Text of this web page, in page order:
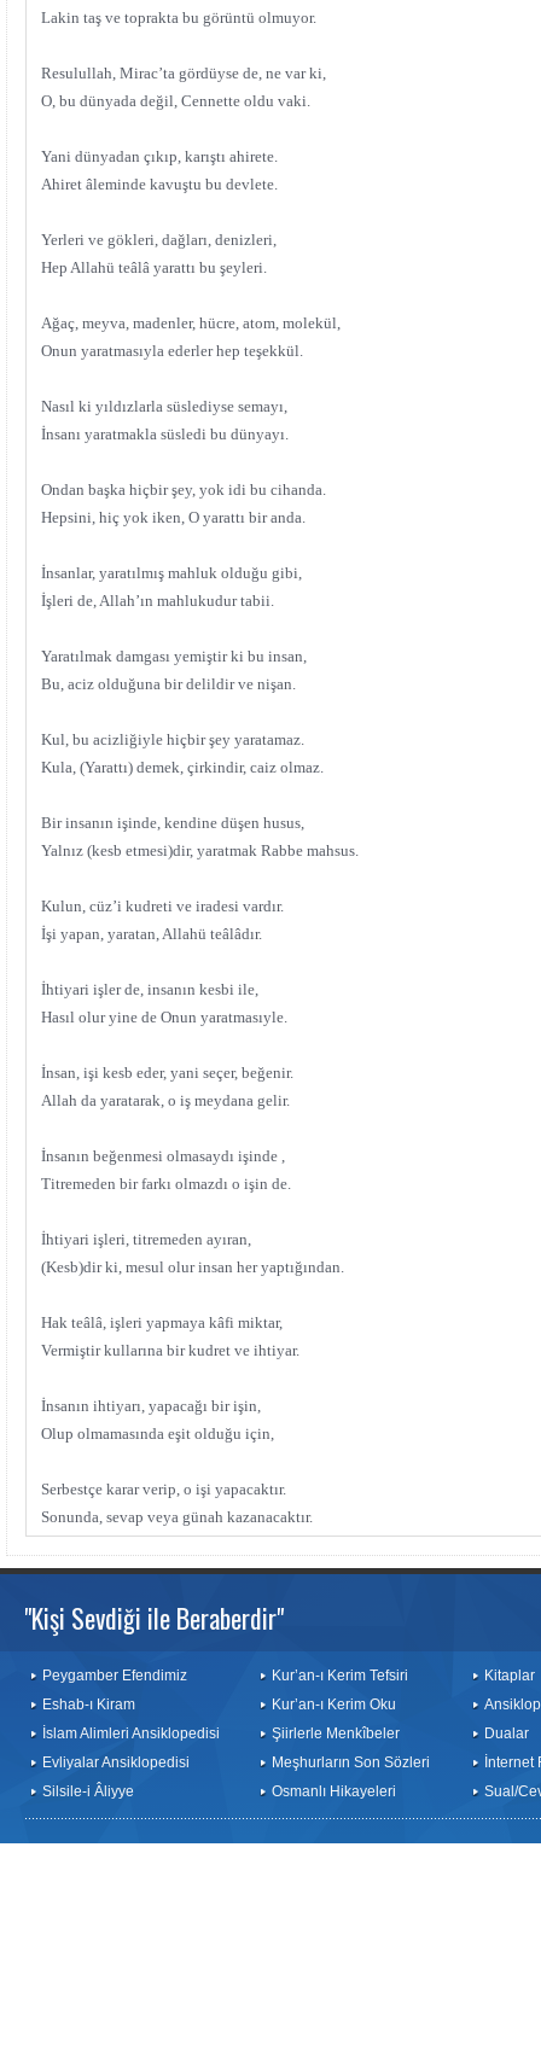
Lakin taş ve toprakta bu görüntü olmuyor.
Resulullah, Mirac’ta gördüyse de, ne var ki,
O, bu dünyada değil, Cennette oldu vaki.
Yani dünyadan çıkıp, karıştı ahirete.
Ahiret âleminde kavuştu bu devlete.
Yerleri ve gökleri, dağları, denizleri,
Hep Allahü teâlâ yarattı bu şeyleri.
Ağaç, meyva, madenler, hücre, atom, molekül,
Onun yaratmasıyla ederler hep teşekkül.
Nasıl ki yıldızlarla süslediyse semayı,
İnsanı yaratmakla süsledi bu dünyayı.
Ondan başka hiçbir şey, yok idi bu cihanda.
Hepsini, hiç yok iken, O yarattı bir anda.
İnsanlar, yaratılmış mahluk olduğu gibi,
İşleri de, Allah’ın mahlukudur tabii.
Yaratılmak damgası yemiştir ki bu insan,
Bu, aciz olduğuna bir delildir ve nişan.
Kul, bu acizliğiyle hiçbir şey yaratamaz.
Kula, (Yarattı) demek, çirkindir, caiz olmaz.
Bir insanın işinde, kendine düşen husus,
Yalnız (kesb etmesi)dir, yaratmak Rabbe mahsus.
Kulun, cüz’i kudreti ve iradesi vardır.
İşi yapan, yaratan, Allahü teâlâdır.
İhtiyari işler de, insanın kesbi ile,
Hasıl olur yine de Onun yaratmasıyle.
İnsan, işi kesb eder, yani seçer, beğenir.
Allah da yaratarak, o iş meydana gelir.
İnsanın beğenmesi olmasaydı işinde ,
Titremeden bir farkı olmazdı o işin de.
İhtiyari işleri, titremeden ayıran,
(Kesb)dir ki, mesul olur insan her yaptığından.
Hak teâlâ, işleri yapmaya kâfi miktar,
Vermiştir kullarına bir kudret ve ihtiyar.
İnsanın ihtiyarı, yapacağı bir işin,
Olup olmamasında eşit olduğu için,
Serbestçe karar verip, o işi yapacaktır.
Sonunda, sevap veya günah kazanacaktır.
"Kişi Sevdiği ile Beraberdir"
Peygamber Efendimiz
Eshab-ı Kiram
İslam Alimleri Ansiklopedisi
Evliyalar Ansiklopedisi
Silsile-i Âliyye
Kur’an-ı Kerim Tefsiri
Kur’an-ı Kerim Oku
Şiirlerle Menkîbeler
Meşhurların Son Sözleri
Osmanlı Hikayeleri
Kitaplar
Dualar
İnternet
Sual/